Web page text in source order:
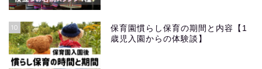
10
保育園慣らし保育の期間と内容【1
歳児入園からの体験談】